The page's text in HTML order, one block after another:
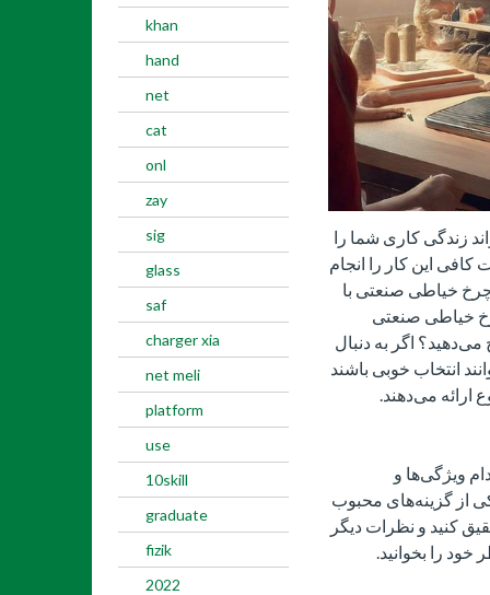
khan
hand
net
cat
onl
zay
sig
glass
saf
charger xia
net meli
platform
use
10skill
graduate
fizik
2022
زندگی کاری شما را
این کار را انجام
چرخ خیاطی صنعتی با
خیاطی صنعتی
اگر به دنبال
انتخاب خوبی باشند
ارائه می‌دهند.
ویژگی‌ها و
از گزینه‌های محبوب
کنید و نظرات دیگر
را بخوانید.